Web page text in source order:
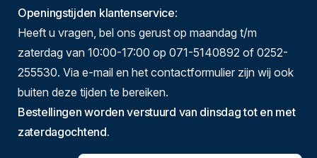
Openingstijden klantenservice:
Heeft u vragen, bel ons gerust op maandag t/m
zaterdag van 10:00-17:00 op 071-5140892 of 0252-
255530. Via e-mail en het contactformulier zijn wij ook
buiten deze tijden te bereiken.
Bestellingen worden verstuurd van dinsdag tot en met
zaterdagochtend.